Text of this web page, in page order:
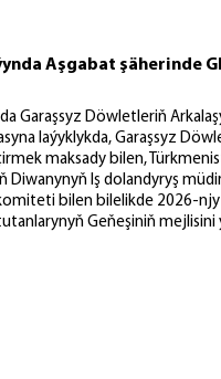
Aşgabat şäherinde
Garaşsyz Döwletleriň
laýyklykda, Garaşsyz
maksady bilen,
Diwanynyň Iş dolandyryş
bilen bilelikde 2026-
Geňeşiniň